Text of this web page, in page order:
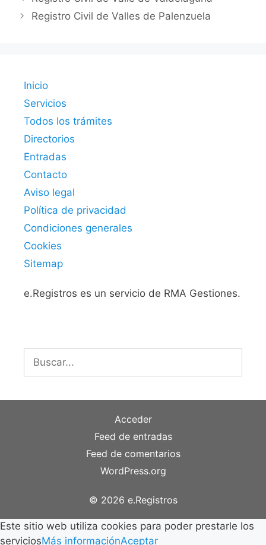
Registro Civil de Valles de Palenzuela
Inicio
Servicios
Todos los trámites
Directorios
Entradas
Contacto
Aviso legal
Política de privacidad
Condiciones generales
Cookies
Sitemap
e.Registros es un servicio de RMA Gestiones.
Buscar:
Acceder
Feed de entradas
Feed de comentarios
WordPress.org
© 2026 e.Registros
Este sitio web utiliza cookies para poder prestarle los
serviciosMás informaciónAceptar